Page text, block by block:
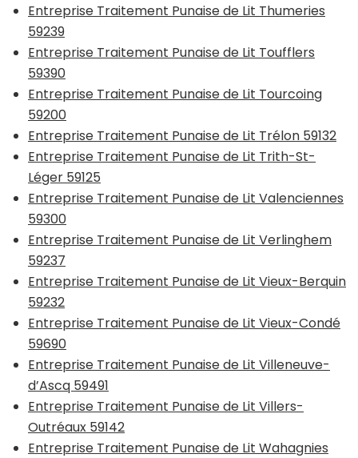
Entreprise Traitement Punaise de Lit Thumeries
59239
Entreprise Traitement Punaise de Lit Toufflers
59390
Entreprise Traitement Punaise de Lit Tourcoing
59200
Entreprise Traitement Punaise de Lit Trélon 59132
Entreprise Traitement Punaise de Lit Trith-St-
Léger 59125
Entreprise Traitement Punaise de Lit Valenciennes
59300
Entreprise Traitement Punaise de Lit Verlinghem
59237
Entreprise Traitement Punaise de Lit Vieux-Berquin
59232
Entreprise Traitement Punaise de Lit Vieux-Condé
59690
Entreprise Traitement Punaise de Lit Villeneuve-
d’Ascq 59491
Entreprise Traitement Punaise de Lit Villers-
Outréaux 59142
Entreprise Traitement Punaise de Lit Wahagnies